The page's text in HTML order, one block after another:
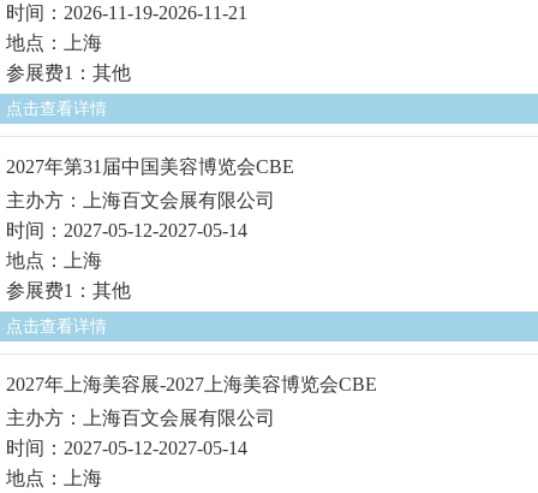
时间：2026-11-19-2026-11-21
地点：上海
参展费1：其他
点击查看详情
2027年第31届中国美容博览会CBE
主办方：上海百文会展有限公司
时间：2027-05-12-2027-05-14
地点：上海
参展费1：其他
点击查看详情
2027年上海美容展-2027上海美容博览会CBE
主办方：上海百文会展有限公司
时间：2027-05-12-2027-05-14
地点：上海